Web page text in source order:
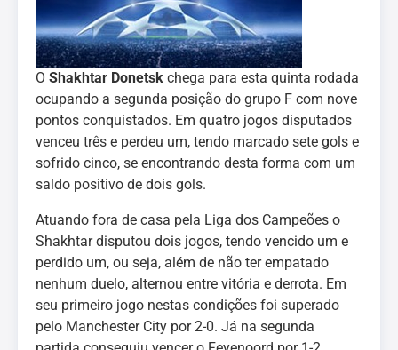
O Shakhtar Donetsk chega para esta quinta rodada
ocupando a segunda posição do grupo F com nove
pontos conquistados. Em quatro jogos disputados
venceu três e perdeu um, tendo marcado sete gols e
sofrido cinco, se encontrando desta forma com um
saldo positivo de dois gols.
Atuando fora de casa pela Liga dos Campeões o
Shakhtar disputou dois jogos, tendo vencido um e
perdido um, ou seja, além de não ter empatado
nenhum duelo, alternou entre vitória e derrota. Em
seu primeiro jogo nestas condições foi superado
pelo Manchester City por 2-0. Já na segunda